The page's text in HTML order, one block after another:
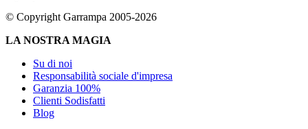
© Copyright Garrampa 2005-2026
LA NOSTRA MAGIA
Su di noi
Responsabilità sociale d'impresa
Garanzia 100%
Clienti Sodisfatti
Blog